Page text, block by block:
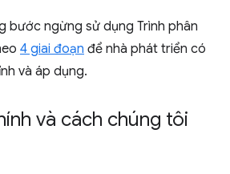
bước ngừng sử dụng Trình phân
4 giai đoạn để nhà phát triển có
và áp dụng.
và cách chúng tôi